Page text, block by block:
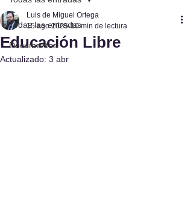
Todas las entradas
Documentos
Educación Libre
Luis de Miguel Ortega
15 ago 2025 10 min de lectura
Actualizado: 3 abr